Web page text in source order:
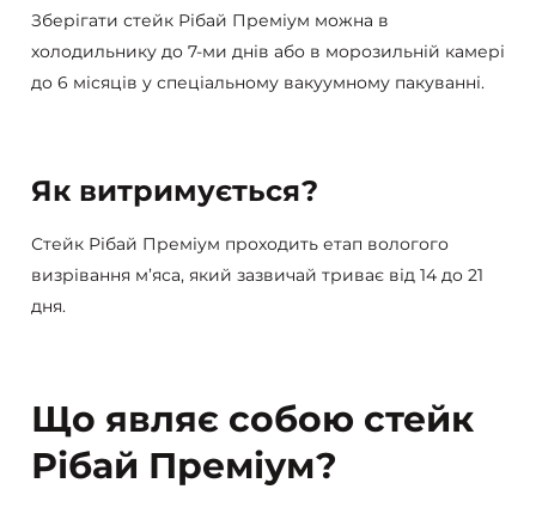
Зберігати стейк Рібай Преміум можна в
холодильнику до 7-ми днів або в морозильній камері
до 6 місяців у спеціальному вакуумному пакуванні.
Як витримується?
Стейк Рібай Преміум проходить етап вологого
визрівання м’яса, який зазвичай триває від 14 до 21
дня.
Що являє собою стейк
Рібай Преміум?